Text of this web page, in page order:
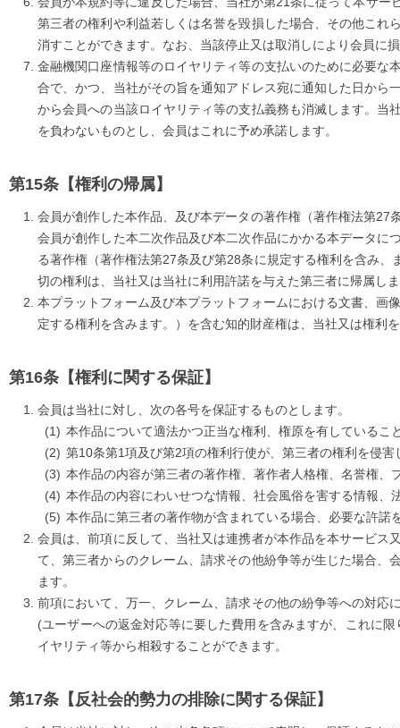
第三者の権利や利益若しくは名誉を毀損した場合、その他こ
消すことができます。なお、当該停止又は取消しにより会員に
金融機関口座情報等のロイヤリティ等の支払いのために必要
合で、かつ、当社がその旨を通知アドレス宛に通知した日か
から会員への当該ロイヤリティ等の支払義務も消滅します。
を負わないものとし、会員はこれに予め承諾します。
【権利の帰属】
会員が創作した本作品、及び本データの著作権（著作権法第
会員が創作した本二次作品及び本二次作品にかかる本データ
る著作権（著作権法第27条及び第28条に規定する権利を含み
切の権利は、当社又は当社に利用許諾を与えた第三者に帰属し
本プラットフォーム及び本プラットフォームにおける文書、画
定する権利を含みます。）を含む知的財産権は、当社又は権利
【権利に関する保証】
会員は当社に対し、次の各号を保証するものとします。
本作品について適法かつ正当な権利、権原を有しているこ
第10条第1項及び第2項の権利行使が、第三者の権利を侵害
本作品の内容が第三者の著作権、著作者人格権、名誉権
本作品の内容にわいせつな情報、社会風俗を害する情報
本作品に第三者の著作物が含まれている場合、必要な許諾
会員は、前項に反して、当社又は連携者が本作品を本サービ
て、第三者からのクレーム、請求その他紛争等が生じた場合
ます。
前項において、万一、クレーム、請求その他の紛争等への対
(ユーザーへの返金対応等に要した費用を含みますが、これに
イヤリティ等から相殺することができます。
【反社会的勢力の排除に関する保証】